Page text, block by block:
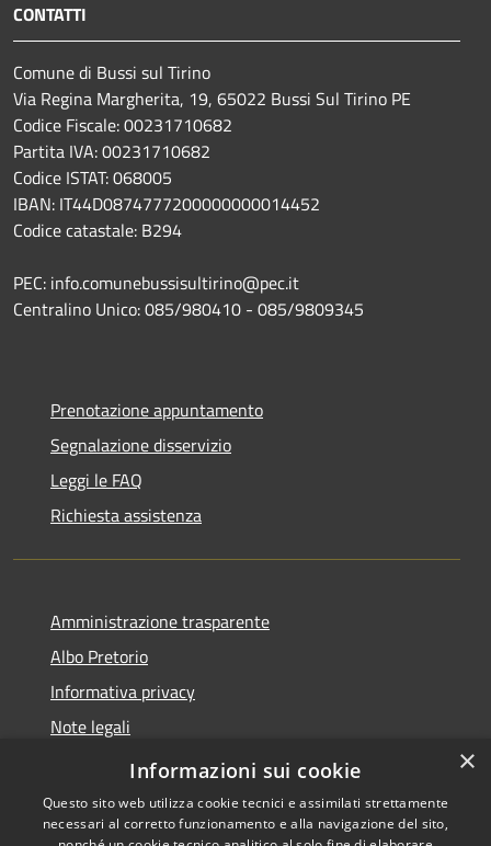
CONTATTI
Comune di Bussi sul Tirino
Via Regina Margherita, 19, 65022 Bussi Sul Tirino PE
Codice Fiscale: 00231710682
Partita IVA: 00231710682
Codice ISTAT: 068005
IBAN: IT44D0874777200000000014452
Codice catastale: B294
PEC: info.comunebussisultirino@pec.it
Centralino Unico: 085/980410 - 085/9809345
Prenotazione appuntamento
Segnalazione disservizio
Leggi le FAQ
Richiesta assistenza
Amministrazione trasparente
Albo Pretorio
Informativa privacy
Note legali
Dichiarazione di accessibilità
×
Informazioni sui cookie
Questo sito web utilizza cookie tecnici e assimilati strettamente
necessari al corretto funzionamento e alla navigazione del sito,